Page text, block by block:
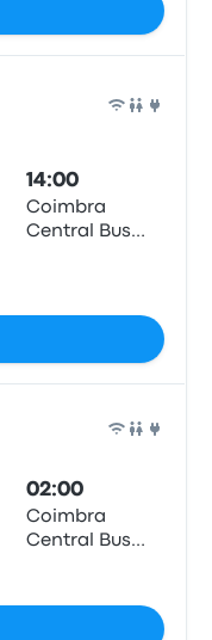
14:00
Coimbra
Central Bus
02:00
Coimbra
Central Bus